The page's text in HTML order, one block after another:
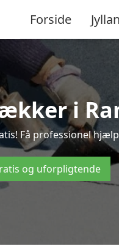
Forside
i
Få professionel
og uforpligtende